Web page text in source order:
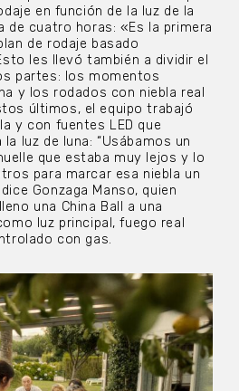
en función de la luz de la
de cuatro horas: «Es la primera
de rodaje basado
les llevó también a dividir el
partes: los momentos
y los rodados con niebla real
últimos, el equipo trabajó
y con fuentes LED que
luz de luna: “Usábamos un
que estaba muy lejos y lo
para marcar esa niebla un
Gonzaga Manso, quien
una China Ball a una
luz principal, fuego real
con gas.